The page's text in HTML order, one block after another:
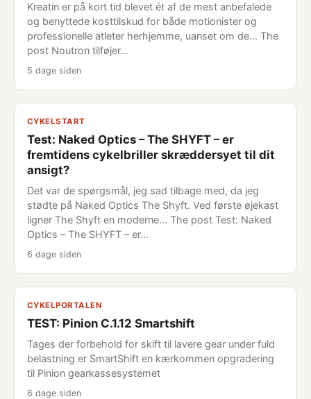
Kreatin er på kort tid blevet ét af de mest anbefalede
og benyttede kosttilskud for både motionister og
professionelle atleter herhjemme, uanset om de... The
post Noutron tilføjer…
5 dage siden
CYKELSTART
Test: Naked Optics – The SHYFT – er
fremtidens cykelbriller skræddersyet til dit
ansigt?
Det var de spørgsmål, jeg sad tilbage med, da jeg
stødte på Naked Optics The Shyft. Ved første øjekast
ligner The Shyft en moderne... The post Test: Naked
Optics – The SHYFT – er…
6 dage siden
CYKELPORTALEN
TEST: Pinion C.1.12 Smartshift
Tages der forbehold for skift til lavere gear under fuld
belastning er SmartShift en kærkommen opgradering
til Pinion gearkassesystemet
6 dage siden